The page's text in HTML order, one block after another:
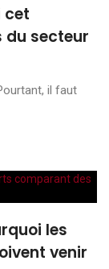
cet
du secteur
il faut
les
venir